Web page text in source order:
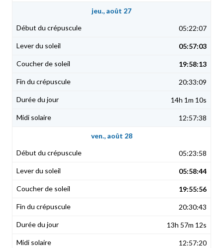
jeu., août 27
05:22:07
05:57:03
19:58:13
20:33:09
14h 1m 10s
12:57:38
ven., août 28
05:23:58
05:58:44
19:55:56
20:30:43
13h 57m 12s
12:57:20